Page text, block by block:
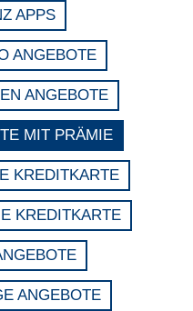
APPS
ANGEBOTE
ANGEBOTE
MIT PRÄMIE
KREDITKARTE
KREDITKARTE
ANGEBOTE